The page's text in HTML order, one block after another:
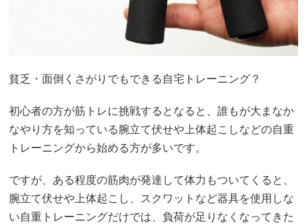
貧乏・面倒くさがりでもできる自宅トレーニング？
初心者の方が筋トレに挑戦するとなると、誰もが大まなか
なやり方を知っている腕立て伏せや上体起こしなどの自重
トレーニングから始める方が多いです。
ですが、ある程度の筋肉が発達して体力もついてくると、
腕立て伏せや上体起こし、スクワットなど器具を使用しな
い自重トレーニングだけでは、負荷が足りなくなってきた